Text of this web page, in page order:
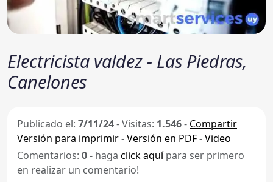
Electricista valdez - Las Piedras,
Canelones
Publicado el: 7/11/24-Visitas: 1.546- Compartir
Versión para imprimir-Versión en PDF-Video
Comentarios: 0- haga click aquípara ser primero
en realizar un comentario!